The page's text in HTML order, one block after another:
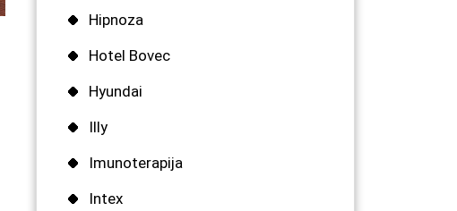
Hipnoza
Hotel Bovec
Hyundai
Illy
Imunoterapija
Intex